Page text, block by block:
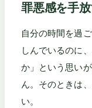
罪悪感を手
自分の時間を過
しんでいるのに
か」という思い
ん。そのときは
い。